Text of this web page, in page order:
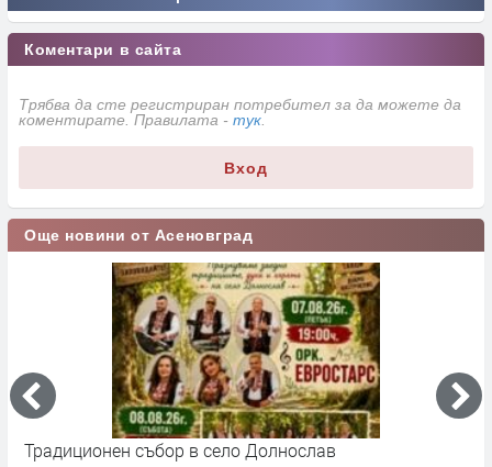
Коментари в сайта
Трябва да сте регистриран потребител за да можете да
коментирате. Правилата - тук
Вход
Още новини от Асеновград
Традиционен събор в село Долнослав